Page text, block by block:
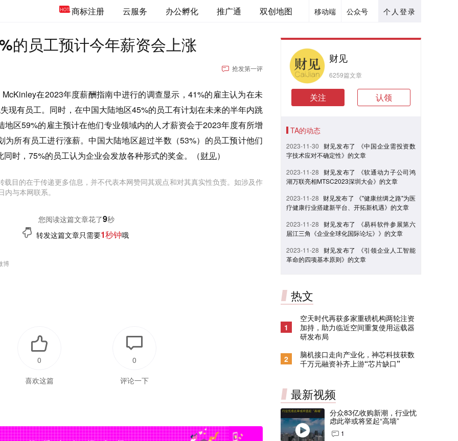
个人登录
公众号
移动端
商标注册 云服务 办公孵化 推广通 双创地图
的员工预计今年薪资会上涨
抢发第一评
在2023年度薪酬指南中进行的调查显示，41%的雇主认为在未
现有员工。同时，在中国大陆地区45%的员工有计划在未来的半年内跳
地区59%的雇主预计在他们专业领域内的人才薪资会于2023年度有所增
为所有员工进行涨薪。中国大陆地区超过半数（53%）的员工预计他们
时，75%的员工认为企业会发放各种形式的奖金。（财见）
目的在于传递更多信息，并不代表本网赞同其观点和对其真实性负责。如涉及作
与本网联系。
您阅读这篇文章花了9秒
转发这篇文章只需要1秒钟哦
博
喜欢这篇
0
评论一下
0
财见
6259篇文章
关注 认领
TA的动态
2023-11-30
财见发布了 《中国企业需投资数
字技术应对不确定性》的文章
2023-11-28
财见发布了 《软通动力子公司鸿
湖万联亮相MTSC2023深圳大会》的文章
2023-11-28 财见发布了 《"健康丝绸之路"为医
疗健康行业搭建新平台、开拓新机遇》的文章
2023-11-28
财见发布了 《易科软件参展第六
届江三角《企业全球化国际论坛》》的文章
2023-11-28
财见发布了 《引领企业人工智能
革命的四项基本原则》的文章
热文
1
空天时代再获多家重磅机构两轮注资
加持，助力临近空间重复使用运载器
研发布局
2
脑机接口走向产业化，神芯科技获数
千万元融资补齐上游“芯片缺口”
最新视频
分众83亿收购新潮，行业忧
虑此举或将竖起“高墙”
1